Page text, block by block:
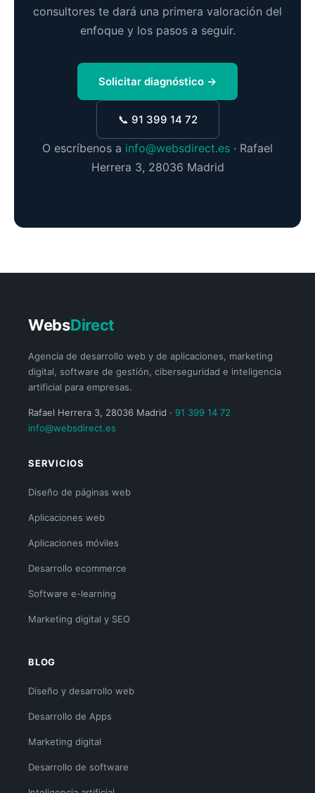
consultores te dará una primera valoración del
enfoque y los pasos a seguir.
Solicitar diagnóstico →
📞 91 399 14 72
O escríbenos a info@websdirect.es · Rafael
Herrera 3, 28036 Madrid
WebsDirect
Agencia de desarrollo web y de aplicaciones, marketing
digital, software de gestión, ciberseguridad e inteligencia
artificial para empresas.
Rafael Herrera 3, 28036 Madrid · 91 399 14 72
info@websdirect.es
SERVICIOS
Diseño de páginas web
Aplicaciones web
Aplicaciones móviles
Desarrollo ecommerce
Software e-learning
Marketing digital y SEO
BLOG
Diseño y desarrollo web
Desarrollo de Apps
Marketing digital
Desarrollo de software